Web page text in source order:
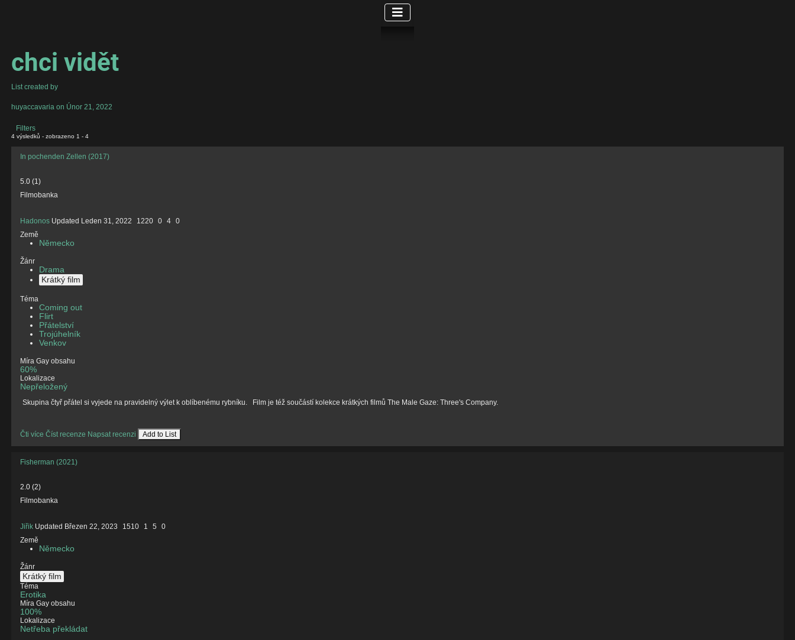
chci vidět
List created by
huyaccavaria on Únor 21, 2022
Filters
4 výsledků - zobrazeno 1 - 4
In pochenden Zellen (2017)
5.0(1)
Filmobanka
Hadonos Updated Leden 31, 2022 1220 0 4 0
Země
Německo
Žánr
Drama
Krátký film
Téma
Coming out
Flirt
Přátelství
Trojúhelník
Venkov
Míra Gay obsahu
60%
Lokalizace
Nepřeložený
Skupina čtyř přátel si vyjede na pravidelný výlet k oblíbenému rybníku. Film je též součástí kolekce krátkých filmů The Male Gaze: Three's Company.
Čti více Číst recenze Napsat recenzi Add to List
Fisherman (2021)
2.0(2)
Filmobanka
Jiřik Updated Březen 22, 2023 1510 1 5
0
Země
Německo
Žánr
Krátký film
Téma
Erotika
Míra Gay obsahu
100%
Lokalizace
Netřeba překládat